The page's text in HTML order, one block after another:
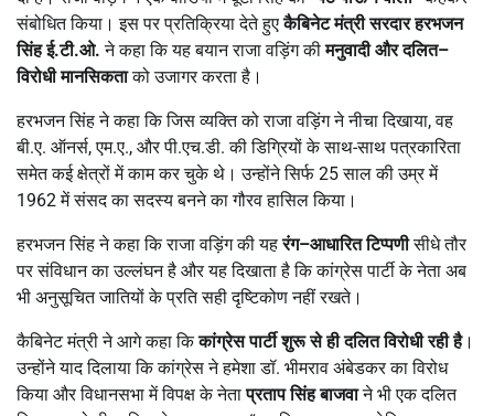
संबोधित किया। इस पर प्रतिक्रिया देते हुएकैबिनेट मंत्री सरदार हरभजन
सिंह ई.टी.ओ. ने कहा कि यह बयान राजा वड़िंग कीमनुवादी और दलित–
विरोधी मानसिकताको उजागर करता है।
हरभजन सिंह ने कहा कि जिस व्यक्ति को राजा वड़िंग ने नीचा दिखाया, वह
बी.ए. ऑनर्स, एम.ए., और पी.एच.डी. की डिग्रियों के साथ-साथ पत्रकारिता
समेत कई क्षेत्रों में काम कर चुके थे। उन्होंने सिर्फ 25 साल की उम्र में
1962 में संसद का सदस्य बनने का गौरव हासिल किया।
हरभजन सिंह ने कहा कि राजा वड़िंग की यहरंग–आधारित टिप्पणीसीधे तौर
पर संविधान का उल्लंघन है और यह दिखाता है कि कांग्रेस पार्टी के नेता अब
भी अनुसूचित जातियों के प्रति सही दृष्टिकोण नहीं रखते।
कैबिनेट मंत्री ने आगे कहा किकांग्रेस पार्टी शुरू से ही दलित विरोधी रही है।
उन्होंने याद दिलाया कि कांग्रेस ने हमेशा डॉ. भीमराव अंबेडकर का विरोध
किया और विधानसभा में विपक्ष के नेताप्रताप सिंह बाजवाने भी एक दलित